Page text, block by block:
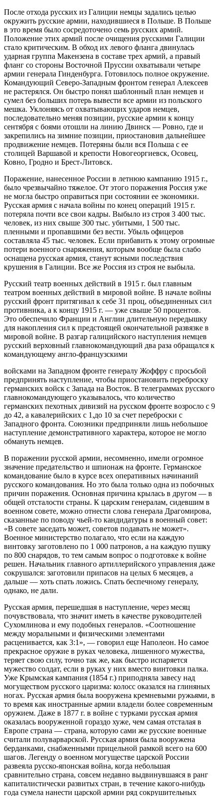
После отхода русских из Галиции немцы задались целью
окружить русские армии, находившиеся в Польше. В Польше
в это время было сосредоточено семь русских армий.
Положение этих армий после очищения русскими Галиции
стало критическим. В обход их левого фланга двинулась
ударная группа Макензена в составе трех армий, а правый
фланг со стороны Восточной Пруссии охватывали четыре
армии генерала Гинденбурга. Готовилось полное окружение.
Командующий Северо-Западным фронтом генерал Алексеев
не растерялся. Он быстро понял шаблонный план немцев и
сумел без больших потерь вывести все армии из польского
мешка. Уклоняясь от охватывающих ударов немцев,
последовательно меняя позиции, русские армии к концу
сентября с боями отошли на линию Двинск — Ровно, где и
закрепились на зимние позиции, приостановив дальнейшее
продвижение немцев. Потеряны были вся Польша с ее
столицей Варшавой и крепости Новогеоргиевск, Осовец,
Ковно, Гродно и Брест-Литовск.
Поражение, нанесенное России в летнюю кампанию 1915 г.,
было чрезвычайно тяжелое. От этого поражения Россия уже
не могла быстро оправиться при состоянии ее экономики.
Русская армия с начала войны по конец операций 1915 г.
потеряла почти все свои кадры. Выбыло из строя 3 400 тыс.
человек, из них свыше 300 тыс. убитыми, 1 500 тыс.
пленными и пропавшими без вести. Убыль офицеров
составляла 45 тыс. человек. Если прибавить к этому огромные
потери военного снаряжения, которым вообще была слабо
оснащена русская армия, станут ясными последствия
крушения в Галиции. Все же Россия из строя не выбыла.
Русский театр военных действий в 1915 г. был главным
театром военных действий в мировой войне. В начале войны
русский фронт притягивал к себе 31 проц, объединенных сил
противника, а к концу 1915 г. — уже свыше 50 процентов.
Это обеспечило Франции и Англии длительную передышку
для накопления сил к предстоящей окончательной развязке в
мировой войне. В разгар галицийского наступления немцев
русский верховный главнокомандующий два раза обращался к
командующему англо-французскими
войсками на Западном фронте генералу Жоффру с просьбой
предпринять наступление, чтобы приостановить переброску
германских войск с Запада на Восток. В телеграммах русского
главнокомандующего указывалось, что количество
германских пехотных дивизий на русском фронте возросло с 9
до 42, а кавалерийских с 1,до 10 за счет переброски с
Западного фронта. Союзники предприняли лишь небольшое
наступление демонстративного характера, которое не могло
обмануть немцев.
В поражении русской армии, несомненно, имели огромное
значение предательство и шпионаж на фронте. Германское
командование было в курсе всех оперативных начинаний
русского командования. Но это была только одна из побочных
причин поражения. Основная причина крылась в другом — в
общей отсталости страны. К царским генералам, сидевшим в
военном совете, можно отнести слова генерала Драгомирова,
сказанные по поводу чьей-то кандидатуры в военный совет:
«В совете заседать может, советов подавать не может».
Военное министерство полагало, что если на каждую
винтовку заготовлено по 1 000 патронов, а на каждую пушку
по 800 снарядов, то тем самым вопрос о подготовке к войне
решен. Начальник главного артиллерийского управления даже
сокрушался: заготовили припасов на целых 6 месяцев, а
дальше — хоть спать ложись. Спать беспечному генералу,
однако, не дали.
Русская армия, перешедшая в наступление, через месяц
почувствовала, что значит иметь в качестве руководителей
Сухомлинова и ему подобных генералов. «Соотношение
между моральными и физическими элементами
расценивается, как 3:1», — говорил еще Наполеон. Но самое
прекрасное оружие в руках человека, лишенного мужества,
теряет свою силу, точно так же, как быстро испаряется
мужество солдат, если в руках у них вместо винтовки палка.
Уже Крымская кампания (1854 г.) приподняла завесу над
могуществом русского царизма: колосс оказался на глиняных
ногах. Русская армия была вооружена кремневыми ружьями, в
то время как иностранные армии владели более современным
оружием. Даже в 1877 г. в войне с турками русская армия
оказалась вооруженной гораздо хуже, чем самая отсталая в
Европе страна — страна, которую сами же русские военные
считали полуварварской. Русская армия была вооружена
берданками, снабженными прицельной рамкой всего на 600
шагов. Легенду о военном могуществе царской России
развеяла русско-японская война, когда небольшая
сравнительно страна, совсем недавно выдвинувшаяся в ранг
капиталистически развитых стран, в течение какого-нибудь
года сумела нанести царской армии ряд сокрушительных